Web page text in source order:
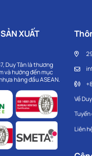
XUẤT
Duy Tân là thương
và hướng đến mục
hàng đầu ASEAN.
Về
Liên